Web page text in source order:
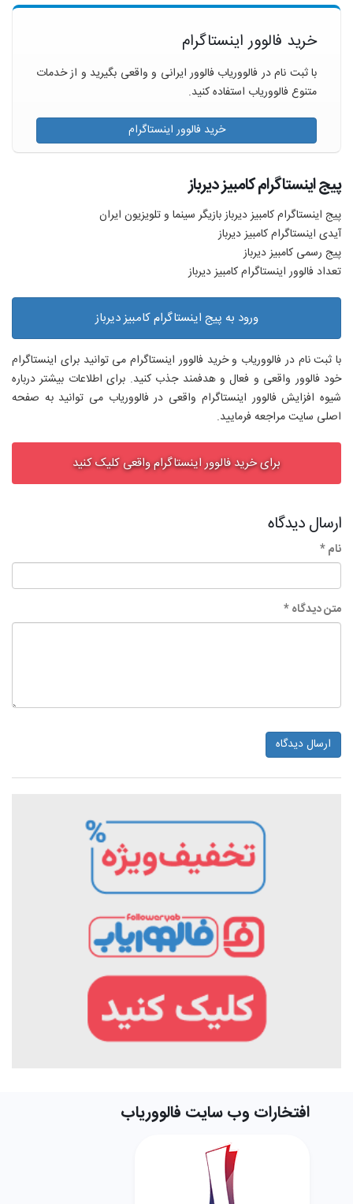
خرید فالوور اینستاگرام
با ثبت نام در فالووریاب فالوور ایرانی و واقعی بگیرید و از خدمات
متنوع فالووریاب استفاده کنید.
خرید فالوور اینستاگرام
پیج اینستاگرام کامبیز دیرباز
پیج اینستاگرام کامبیز دیرباز بازیگر سینما و تلویزیون ایران
آیدی اینستاگرام کامبیز دیرباز
پیج رسمی کامبیز دیرباز
تعداد فالوور اینستاگرام کامبیز دیرباز
ورود به پیج اینستاگرام کامبیز دیرباز
با ثبت نام در فالووریاب و خرید فالوور اینستاگرام می توانید برای اینستاگرام
خود فالوور واقعی و فعال و هدفمند جذب کنید. برای اطلاعات بیشتر درباره
شیوه افزایش فالوور اینستاگرام واقعی در فالووریاب می توانید به صفحه
اصلی سایت مراجعه فرمایید.
برای خرید فالوور اینستاگرام واقعی کلیک کنید
ارسال دیدگاه
نام *
متن دیدگاه *
ارسال دیدگاه
افتخارات وب سایت فالووریاب